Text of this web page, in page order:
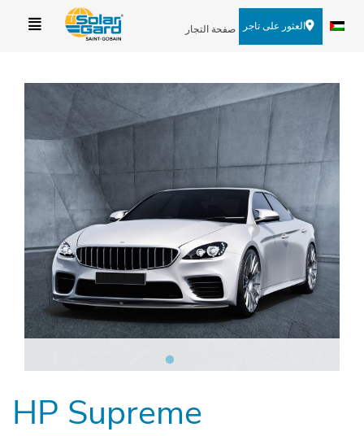
صفحة التجار العثور على تاجر
HP Supreme